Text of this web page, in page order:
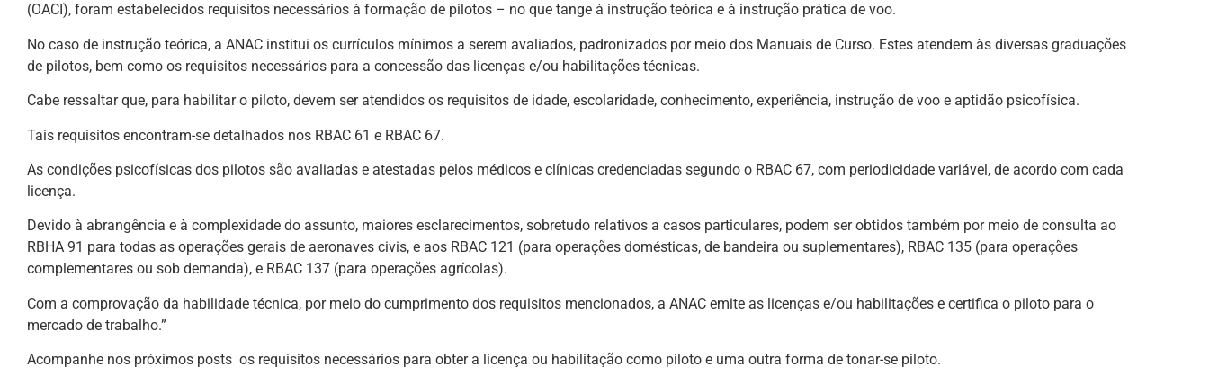
(OACI), foram estabelecidos requisitos necessários à formação de pilotos – no que tange à instrução teórica e à instrução prática de voo.
No caso de instrução teórica, a ANAC institui os currículos mínimos a serem avaliados, padronizados por meio dos Manuais de Curso. Estes atendem às diversas graduações
de pilotos, bem como os requisitos necessários para a concessão das licenças e/ou habilitações técnicas.
Cabe ressaltar que, para habilitar o piloto, devem ser atendidos os requisitos de idade, escolaridade, conhecimento, experiência, instrução de voo e aptidão psicofísica.
Tais requisitos encontram-se detalhados nos RBAC 61 e RBAC 67.
As condições psicofísicas dos pilotos são avaliadas e atestadas pelos médicos e clínicas credenciadas segundo o RBAC 67, com periodicidade variável, de acordo com cada
licença.
Devido à abrangência e à complexidade do assunto, maiores esclarecimentos, sobretudo relativos a casos particulares, podem ser obtidos também por meio de consulta ao
RBHA 91 para todas as operações gerais de aeronaves civis, e aos RBAC 121 (para operações domésticas, de bandeira ou suplementares), RBAC 135 (para operações
complementares ou sob demanda), e RBAC 137 (para operações agrícolas).
Com a comprovação da habilidade técnica, por meio do cumprimento dos requisitos mencionados, a ANAC emite as licenças e/ou habilitações e certifica o piloto para o
mercado de trabalho.”
Acompanhe nos próximos posts os requisitos necessários para obter a licença ou habilitação como piloto e uma outra forma de tonar-se piloto.